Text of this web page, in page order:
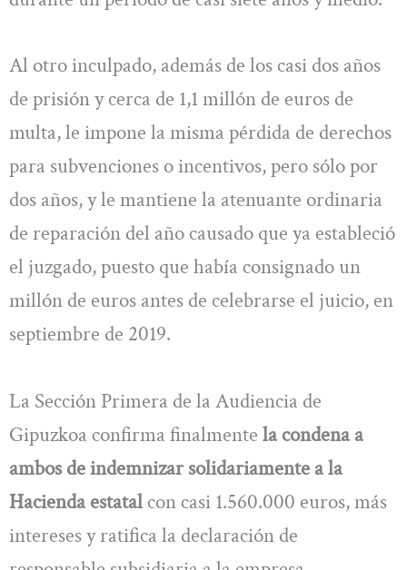
Al otro inculpado, además de los casi dos años
de prisión y cerca de 1,1 millón de euros de
multa, le impone la misma pérdida de derechos
para subvenciones o incentivos, pero sólo por
dos años, y le mantiene la atenuante ordinaria
de reparación del año causado que ya estableció
el juzgado, puesto que había consignado un
millón de euros antes de celebrarse el juicio, en
septiembre de 2019.
La Sección Primera de la Audiencia de
Gipuzkoa confirma finalmente la condena a
ambos de indemnizar solidariamente a la
Hacienda estatal con casi 1.560.000 euros, más
intereses y ratifica la declaración de